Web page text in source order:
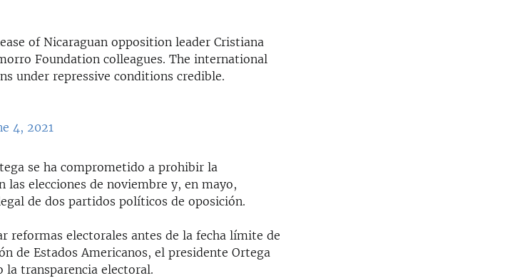
of Nicaraguan opposition leader Cristiana
Foundation colleagues. The international
under repressive conditions credible.
4, 2021
se ha comprometido a prohibir la
las elecciones de noviembre y, en mayo,
de dos partidos políticos de oposición.
reformas electorales antes de la fecha límite de
de Estados Americanos, el presidente Ortega
transparencia electoral.